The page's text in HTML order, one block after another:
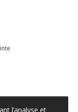
l’analyse et